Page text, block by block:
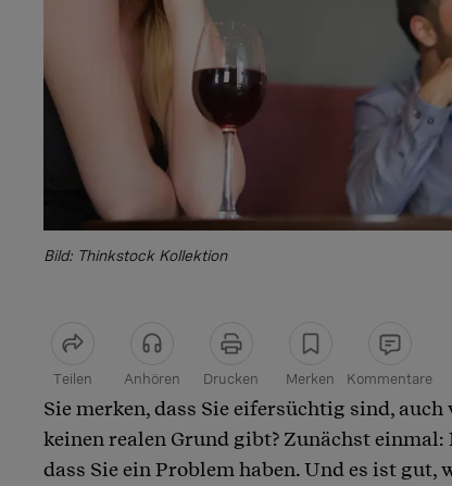
Bild: Thinkstock Kollektion
Teilen Anhören Drucken Merken Kommentare
Artikel teilen
Sie merken, dass Sie eifersüchtig sind,
keinen realen Grund gibt? Zunächst einmal:
dass Sie ein Problem haben. Und es ist gut,